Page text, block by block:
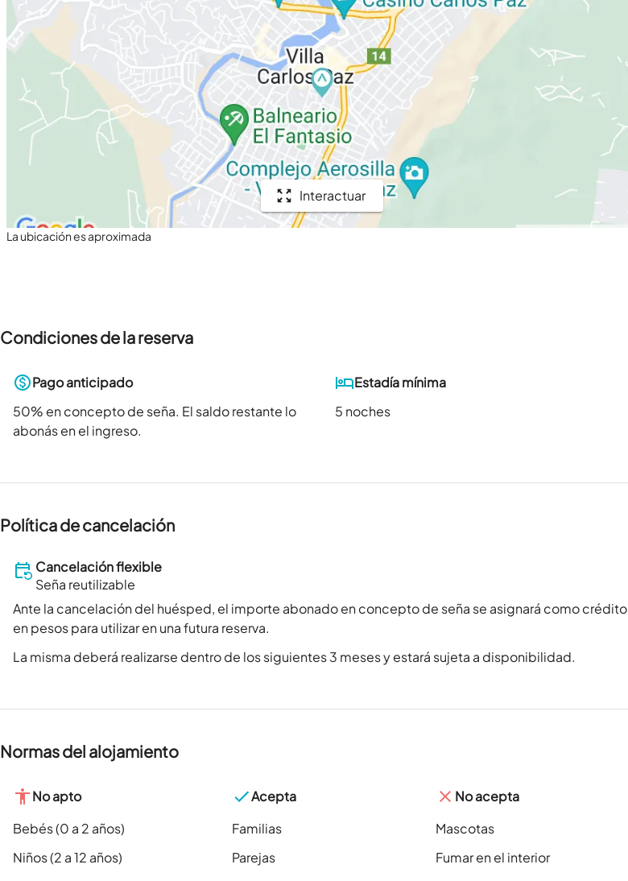
Interactuar
La ubicación es aproximada
Condiciones de la reserva
Pago anticipado
50% en concepto de seña. El saldo restante lo
abonás en el ingreso.
Estadía mínima
5 noches
Política de cancelación
Cancelación flexible
Seña reutilizable
Ante la cancelación del huésped, el importe abonado en concepto de seña se asignará como crédito
en pesos para utilizar en una futura reserva.
La misma deberá realizarse dentro de los siguientes 3 meses y estará sujeta a disponibilidad.
Normas del alojamiento
No apto
Bebés (0 a 2 años)
Niños (2 a 12 años)
Acepta
Familias
Parejas
No acepta
Mascotas
Fumar en el interior